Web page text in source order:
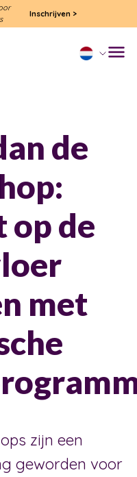
Inschrijven >
de
de
met
zijn een
geworden voor